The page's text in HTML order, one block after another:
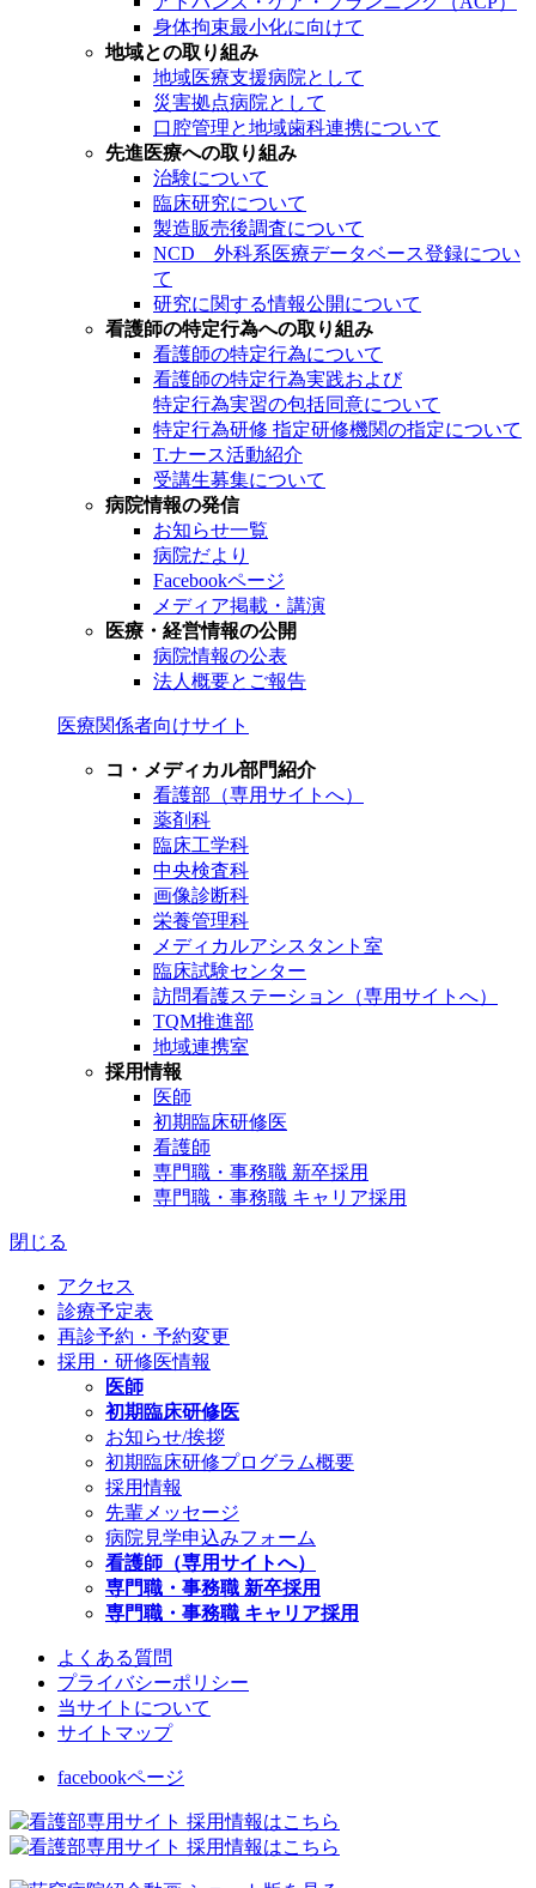
身体拘束最小化に向けて
地域との取り組み
地域医療支援病院として
災害拠点病院として
口腔管理と地域歯科連携について
先進医療への取り組み
治験について
臨床研究について
製造販売後調査について
NCD 外科系医療データベース登録につい
て
研究に関する情報公開について
看護師の特定行為への取り組み
看護師の特定行為について
看護師の特定行為実践および
特定行為実習の包括同意について
特定行為研修 指定研修機関の指定について
T.ナース活動紹介
受講生募集について
病院情報の発信
お知らせ一覧
病院だより
Facebookページ
メディア掲載・講演
医療・経営情報の公開
病院情報の公表
法人概要とご報告
医療関係者向けサイト
コ・メディカル部門紹介
看護部（専用サイトへ）
薬剤科
臨床工学科
中央検査科
画像診断科
栄養管理科
メディカルアシスタント室
臨床試験センター
訪問看護ステーション（専用サイトへ）
TQM推進部
地域連携室
採用情報
医師
初期臨床研修医
看護師
専門職・事務職 新卒採用
専門職・事務職 キャリア採用
閉じる
アクセス
診療予定表
再診予約・予約変更
採用・研修医情報
医師
初期臨床研修医
お知らせ/挨拶
初期臨床研修プログラム概要
採用情報
先輩メッセージ
病院見学申込みフォーム
看護師（専用サイトへ）
専門職・事務職 新卒採用
専門職・事務職 キャリア採用
よくある質問
プライバシーポリシー
当サイトについて
サイトマップ
facebookページ